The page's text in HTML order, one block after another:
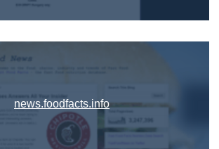
news.foodfacts.info